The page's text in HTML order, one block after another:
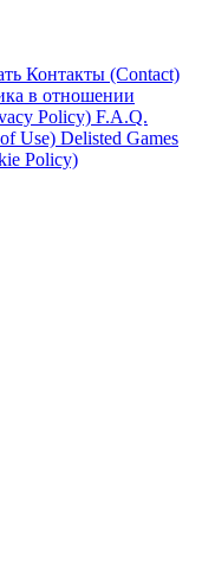
Контакты (Contact)
в отношении
Policy) F.A.Q.
Use) Delisted Games
Policy)